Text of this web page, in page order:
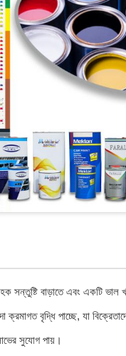
সন্তুষ্টি বাড়াতে এবং একটি
ক্রমাগত বৃদ্ধি পাচ্ছে, যা
সুযোগ পায়।